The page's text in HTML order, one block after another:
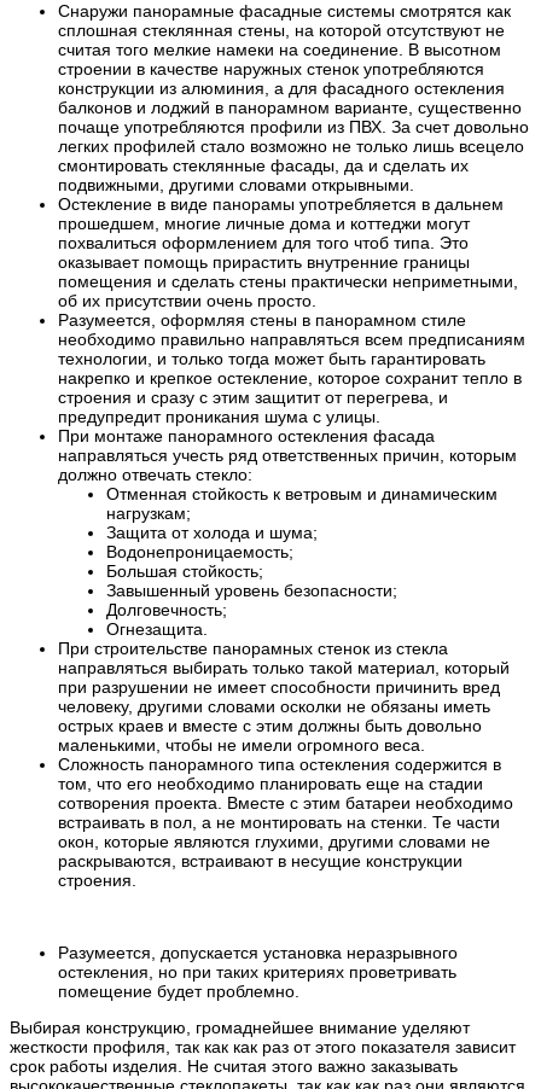
Снаружи панорамные фасадные системы смотрятся как
сплошная стеклянная стены, на которой отсутствуют не
считая того мелкие намеки на соединение. В высотном
строении в качестве наружных стенок употребляются
конструкции из алюминия, а для фасадного остекления
балконов и лоджий в панорамном варианте, существенно
почаще употребляются профили из ПВХ. За счет довольно
легких профилей стало возможно не только лишь всецело
смонтировать стеклянные фасады, да и сделать их
подвижными, другими словами открывными.
Остекление в виде панорамы употребляется в дальнем
прошедшем, многие личные дома и коттеджи могут
похвалиться оформлением для того чтоб типа. Это
оказывает помощь прирастить внутренние границы
помещения и сделать стены практически неприметными,
об их присутствии очень просто.
Разумеется, оформляя стены в панорамном стиле
необходимо правильно направляться всем предписаниям
технологии, и только тогда может быть гарантировать
накрепко и крепкое остекление, которое сохранит тепло в
строения и сразу с этим защитит от перегрева, и
предупредит проникания шума с улицы.
При монтаже панорамного остекления фасада
направляться учесть ряд ответственных причин, которым
должно отвечать стекло:
Отменная стойкость к ветровым и динамическим
нагрузкам;
Защита от холода и шума;
Водонепроницаемость;
Большая стойкость;
Завышенный уровень безопасности;
Долговечность;
Огнезащита.
При строительстве панорамных стенок из стекла
направляться выбирать только такой материал, который
при разрушении не имеет способности причинить вред
человеку, другими словами осколки не обязаны иметь
острых краев и вместе с этим должны быть довольно
маленькими, чтобы не имели огромного веса.
Сложность панорамного типа остекления содержится в
том, что его необходимо планировать еще на стадии
сотворения проекта. Вместе с этим батареи необходимо
встраивать в пол, а не монтировать на стенки. Те части
окон, которые являются глухими, другими словами не
раскрываются, встраивают в несущие конструкции
строения.
Разумеется, допускается установка неразрывного
остекления, но при таких критериях проветривать
помещение будет проблемно.
Выбирая конструкцию, громаднейшее внимание уделяют
жесткости профиля, так как как раз от этого показателя зависит
срок работы изделия. Не считая этого важно заказывать